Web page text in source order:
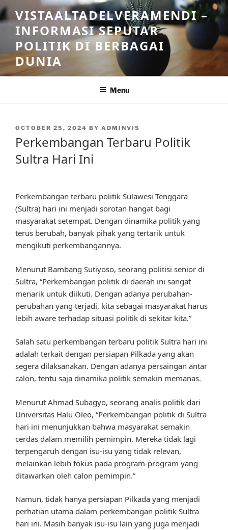
Skip
to
content
VISTAALTADELVERAMENDI –
INFORMASI SEPUTAR
POLITIK DI BERBAGAI
DUNIA
Menu
POSTED
OCTOBER 25, 2024 BY ADMINVIS
Perkembangan Terbaru Politik
Sultra Hari Ini
Perkembangan terbaru politik Sulawesi Tenggara
(Sultra) hari ini menjadi sorotan hangat bagi
masyarakat setempat. Dengan dinamika politik yang
terus berubah, banyak pihak yang tertarik untuk
mengikuti perkembangannya.
Menurut Bambang Sutiyoso, seorang politisi senior di
Sultra, “Perkembangan politik di daerah ini sangat
menarik untuk diikuti. Dengan adanya perubahan-
perubahan yang terjadi, kita sebagai masyarakat harus
lebih aware terhadap situasi politik di sekitar kita.”
Salah satu perkembangan terbaru politik Sultra hari ini
adalah terkait dengan persiapan Pilkada yang akan
segera dilaksanakan. Dengan adanya persaingan antar
calon, tentu saja dinamika politik semakin memanas.
Menurut Ahmad Subagyo, seorang analis politik dari
Universitas Halu Oleo, “Perkembangan politik di Sultra
hari ini menunjukkan bahwa masyarakat semakin
cerdas dalam memilih pemimpin. Mereka tidak lagi
terpengaruh dengan isu-isu yang tidak relevan,
melainkan lebih fokus pada program-program yang
ditawarkan oleh calon pemimpin.”
Namun, tidak hanya persiapan Pilkada yang menjadi
perhatian utama dalam perkembangan politik Sultra
hari ini. Masih banyak isu-isu lain yang juga menjadi